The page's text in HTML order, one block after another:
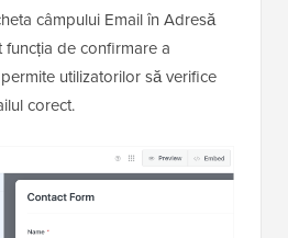
câmpului Email în Adresă
de confirmare a
utilizatorilor să verifice
corect.